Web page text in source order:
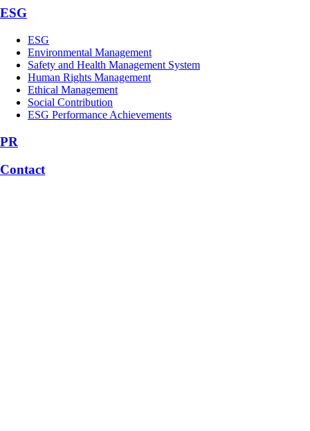
ESG
ESG
Environmental Management
Safety and Health Management System
Human Rights Management
Ethical Management
Social Contribution
ESG Performance Achievements
PR
Contact